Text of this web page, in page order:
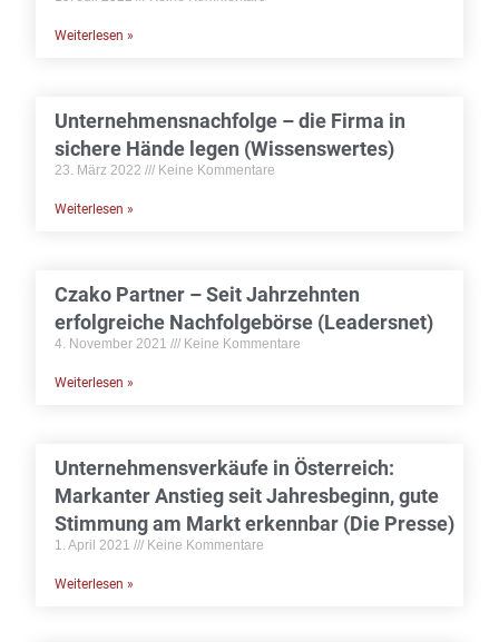
Weiterlesen »
Unternehmensnachfolge – die Firma in
sichere Hände legen (Wissenswertes)
23. März 2022 Keine Kommentare
Weiterlesen »
Czako Partner – Seit Jahrzehnten
erfolgreiche Nachfolgebörse (Leadersnet)
4. November 2021 Keine Kommentare
Weiterlesen »
Unternehmensverkäufe in Österreich:
Markanter Anstieg seit Jahresbeginn, gute
Stimmung am Markt erkennbar (Die Presse)
1. April 2021 Keine Kommentare
Weiterlesen »